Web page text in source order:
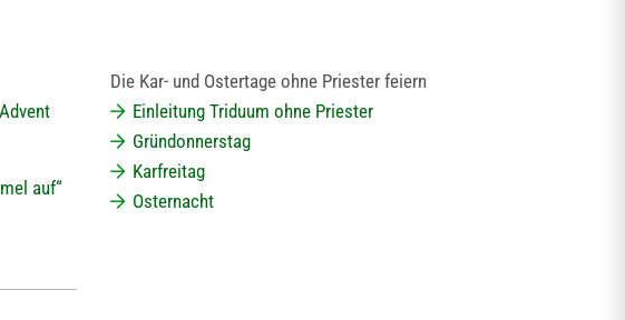
auf“
Die Kar- und Ostertage ohne Priester feiern
Einleitung Triduum ohne Priester
Gründonnerstag
Karfreitag
Osternacht